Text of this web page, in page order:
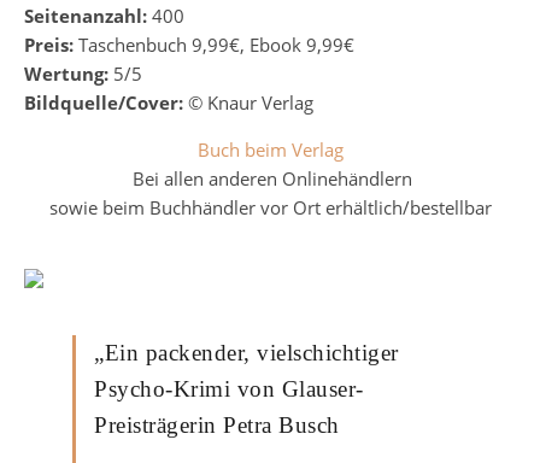
Seitenanzahl: 400
Preis: Taschenbuch 9,99€, Ebook 9,99€
Wertung: 5/5
Bildquelle/Cover: © Knaur Verlag
Buch beim Verlag
Bei allen anderen Onlinehändlern
sowie beim Buchhändler vor Ort erhältlich/bestellbar
„Ein packender, vielschichtiger
Psycho-Krimi von Glauser-
Preisträgerin Petra Busch